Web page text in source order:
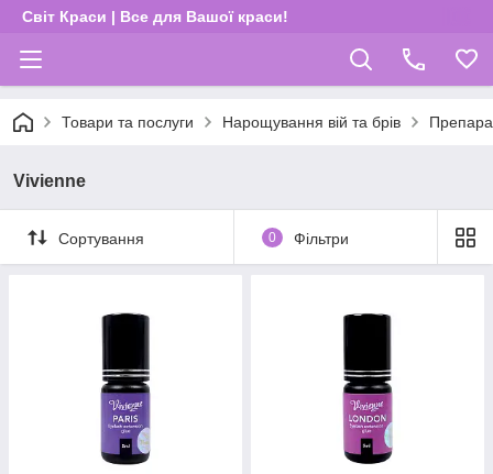
Світ Краси | Все для Вашої краси!
Товари та послуги Нарощування вій та брів
Vivienne
Сортування 0 Фільтри